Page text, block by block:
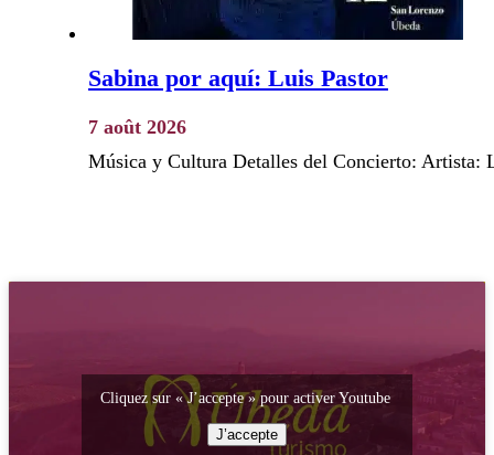
Sabina por aquí: Luis Pastor
7 août 2026
Música y Cultura Detalles del Concierto: Artista:
Cliquez sur « J’accepte » pour activer Youtube
J’accepte